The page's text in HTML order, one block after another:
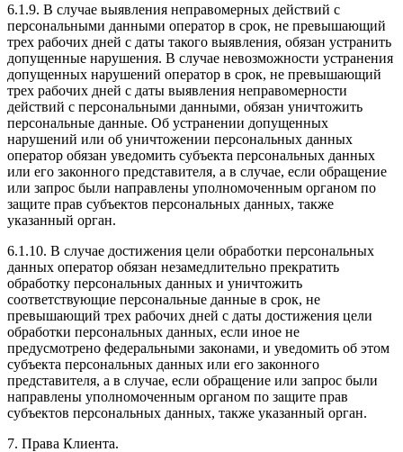
6.1.9. В случае выявления неправомерных действий с
персональными данными оператор в срок, не превышающий
трех рабочих дней с даты такого выявления, обязан устранить
допущенные нарушения. В случае невозможности устранения
допущенных нарушений оператор в срок, не превышающий
трех рабочих дней с даты выявления неправомерности
действий с персональными данными, обязан уничтожить
персональные данные. Об устранении допущенных
нарушений или об уничтожении персональных данных
оператор обязан уведомить субъекта персональных данных
или его законного представителя, а в случае, если обращение
или запрос были направлены уполномоченным органом по
защите прав субъектов персональных данных, также
указанный орган.
6.1.10. В случае достижения цели обработки персональных
данных оператор обязан незамедлительно прекратить
обработку персональных данных и уничтожить
соответствующие персональные данные в срок, не
превышающий трех рабочих дней с даты достижения цели
обработки персональных данных, если иное не
предусмотрено федеральными законами, и уведомить об этом
субъекта персональных данных или его законного
представителя, а в случае, если обращение или запрос были
направлены уполномоченным органом по защите прав
субъектов персональных данных, также указанный орган.
7. Права Клиента.